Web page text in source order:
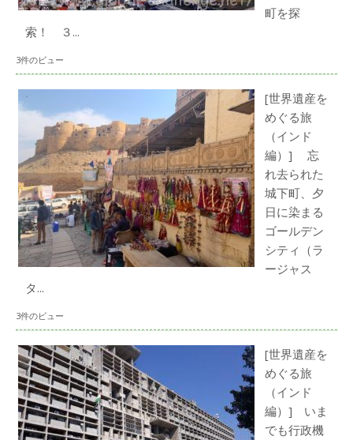
町を探
索！ ３...
3件のビュー
[世界遺産を
めぐる旅
（インド
編）] 忘
れ去られた
城下町、夕
日に染まる
ゴールデン
シティ（ラ
ージャス
タ...
3件のビュー
[世界遺産を
めぐる旅
（インド
編）] いま
でも行政機